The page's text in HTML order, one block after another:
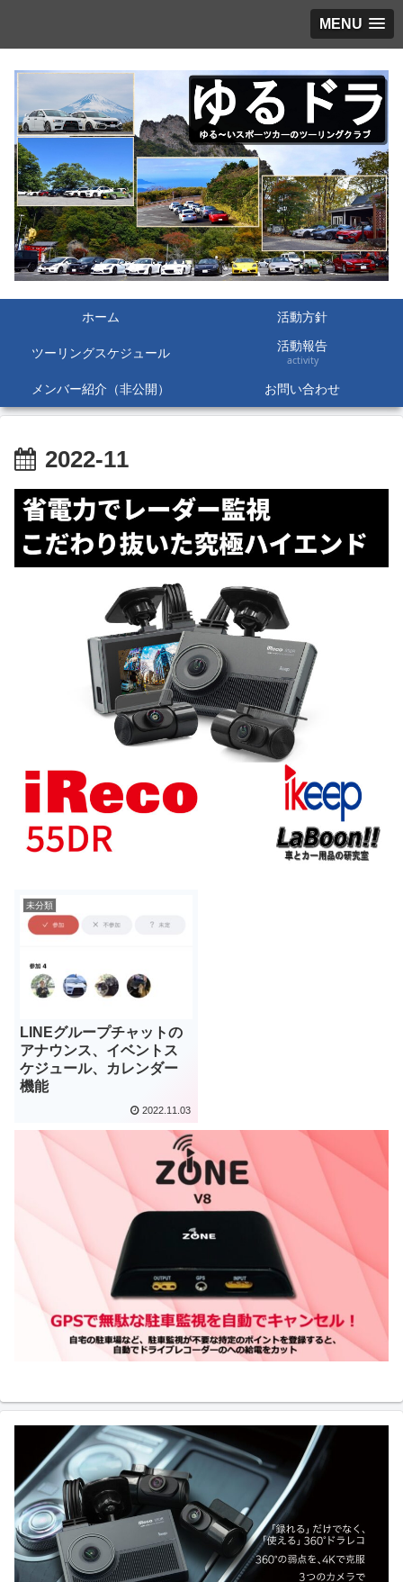
MENU
ホーム 活動方針
ツーリングスケジュール 活動報告
activity
メンバー紹介（非公開） お問い合わせ
2022-11
未分類
LINEグループチャットの
アナウンス、イベントス
ケジュール、カレンダー
機能
2022.11.03